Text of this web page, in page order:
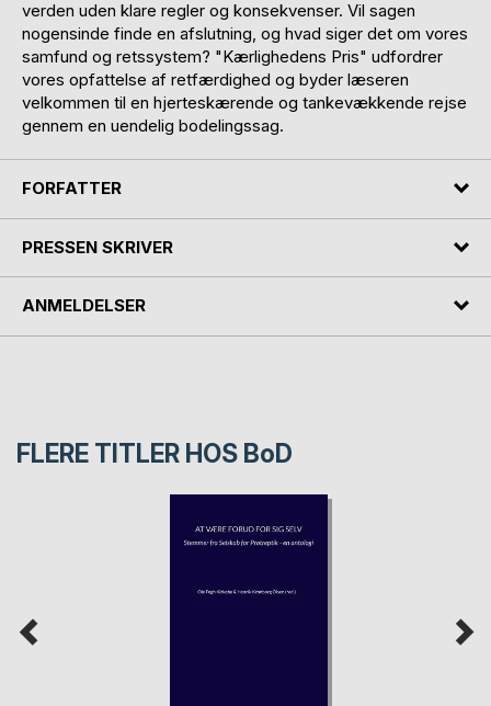
verden uden klare regler og konsekvenser. Vil sagen
nogensinde finde en afslutning, og hvad siger det om vores
samfund og retssystem? "Kærlighedens Pris" udfordrer
vores opfattelse af retfærdighed og byder læseren
velkommen til en hjerteskærende og tankevækkende rejse
gennem en uendelig bodelingssag.
FORFATTER
PRESSEN SKRIVER
ANMELDELSER
FLERE TITLER HOS BoD